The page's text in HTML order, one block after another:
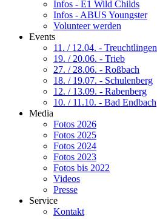
Infos - E1 Wild Childs
Infos - ABUS Youngster
Volunteer werden
Events
11. / 12.04. - Treuchtlingen
19. / 20.06. - Trieb
27. / 28.06. - Roßbach
18. / 19.07. - Schulenberg
12. / 13.09. - Rabenberg
10. / 11.10. - Bad Endbach
Media
Fotos 2026
Fotos 2025
Fotos 2024
Fotos 2023
Fotos bis 2022
Videos
Presse
Service
Kontakt